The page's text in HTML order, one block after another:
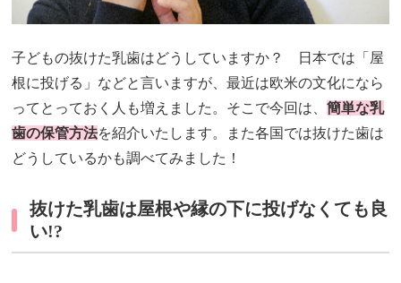
子どもの抜けた乳歯はどうしていますか？ 日本では「屋
根に投げる」などと言いますが、最近は欧米の文化になら
ってとっておく人も増えました。そこで今回は、簡単な乳
歯の保管方法を紹介いたします。また各国では抜けた歯は
どうしているかも調べてみました！
抜けた乳歯は屋根や縁の下に投げなくても良
い!?